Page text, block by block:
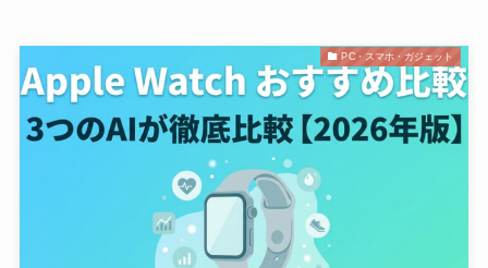
PC・スマホ・ガジェット